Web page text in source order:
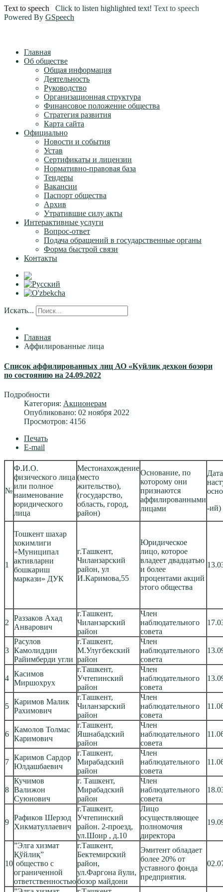
Text to speech Click to listen highlighted text! Text to speech
Powered By GSpeech
Главная
Об обществе
Общая информация
Деятельность
Руководство
Организационная структура
Финансовое положение общества
Стратегия развития
Карта сайта
Официально
Новости и события
Устав
Сертификаты и лицензии
Нормативно-правовая база
Тендеры
Вакансии
Паспорт общества
Архив
Утратившие силу акты
Интерактивные услуги
Вопрос-ответ
Подача обращений в государственные органы
Форма быстрой связи
Контакты
Искать...
Главная
Аффилированные лица
Список аффилированных лиц АО «Куйлик дехкон бозори
по состоянию на 24.09.2022
Подробности
Категория: Акционерам
Опубликовано: 02 ноября 2022
Просмотров: 4156
Печать
E-mail
№
Ф.И.О.
физического лица
или полное
наименование
юридического
лица
Местонахождение
(место
жительство),
(государство,
область, город,
район)
Основание, по
которому они
признаются
аффилированными
лицами
Дата
-ий)
1
Тошкент шахар
хокимлиги
«Муниципал
активларни
бошкариш
маркази» ДУК
г.Ташкент,
Чиланзарский
район, ул
И.Каримова,55
Юридическое
лицо, которое
владеет двадцатью
и более
процентами акций
этого общества
2
Раззаков Ахад
Анварович
г.Ташкент,
Чиланзарский
район
Член
наблюдательного
совета
3
Расулов
Камолиддин
Райимберди угли
г.Ташкент,
М.Улугбекский
район
Член
наблюдательного
совета
4
Касимов
Миршохрух
г.Ташкент,
Учтепинский
район
Член
наблюдательного
совета
5
Каримов Малик
Рахимович
г.Ташкент,
Чиланзарский
район
Член
наблюдательного
совета
6
Камолов Толмас
Каримович
г.Ташкент,
Яшнабадский
район
Член
наблюдательного
совета
7
Каримов Сардор
Юлдашбаевич
г.Ташкент,
Мирабадский
район
Член
наблюдательного
совета
8
Кучимов
Валижон
Суюнович
г. Ташкент,
Мирабадский
район
Член
наблюдательного
совета
9
Рафиков Шерзод
Хикматуллаевич
г.Ташкент,
Учтепинский
район. 2-проезд,
ул.Шоир , д.10
Лицо
осуществляющее
полномочия
директора
10
‎”Элга хизмат
Қўйлиқ”
общество с
ограниченной
ответственностью
г.Ташкент,
Бектемирский
район,
ул.Фаргона йули,
бозор майдони
Эмитент обладает
более 20% от
уставного фонда
предприятия.